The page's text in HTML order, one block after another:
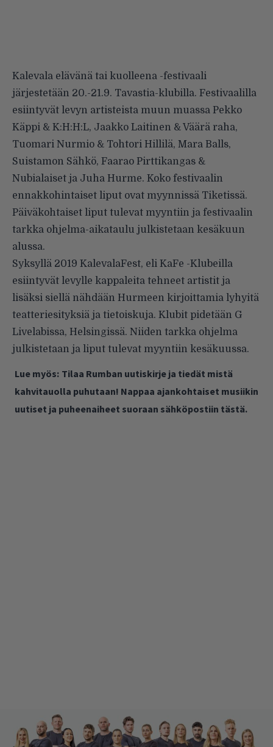
Kalevala elävänä tai kuolleena -festivaali
järjestetään 20.-21.9. Tavastia-klubilla. Festivaalilla
esiintyvät levyn artisteista muun muassa Pekko
Käppi & K:H:H:L, Jaakko Laitinen & Väärä raha,
Tuomari Nurmio & Tohtori Hillilä, Mara Balls,
Suistamon Sähkö, Faarao Pirttikangas &
Nubialaiset ja Juha Hurme. Koko festivaalin
ennakkohintaiset liput ovat myynnissä Tiketissä.
Päiväkohtaiset liput tulevat myyntiin ja festivaalin
tarkka ohjelma-aikataulu julkistetaan kesäkuun
alussa.
Syksyllä 2019 KalevalaFest, eli KaFe -Klubeilla
esiintyvät levylle kappaleita tehneet artistit ja
lisäksi siellä nähdään Hurmeen kirjoittamia lyhyitä
teatteriesityksiä ja tietoiskuja. Klubit pidetään G
Livelabissa, Helsingissä. Niiden tarkka ohjelma
julkistetaan ja liput tulevat myyntiin kesäkuussa.
Lue myös: Tilaa Rumban uutiskirje ja tiedät mistä
kahvitauolla puhutaan! Nappaa ajankohtaiset musiikin
uutiset ja puheenaiheet suoraan sähköpostiin tästä.